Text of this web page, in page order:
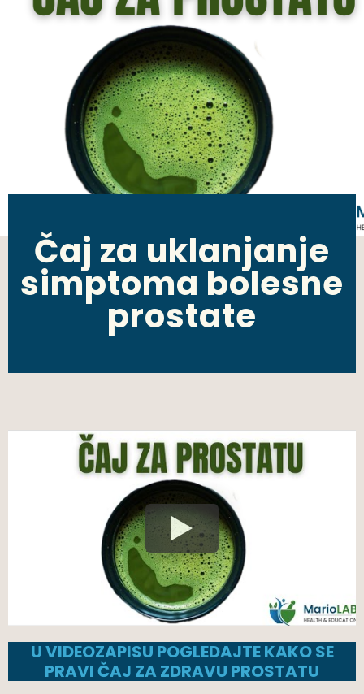
Čaj za uklanjanje
simptoma bolesne
prostate
U VIDEOZAPISU POGLEDAJTE KAKO SE
PRAVI ČAJ ZA ZDRAVU PROSTATU